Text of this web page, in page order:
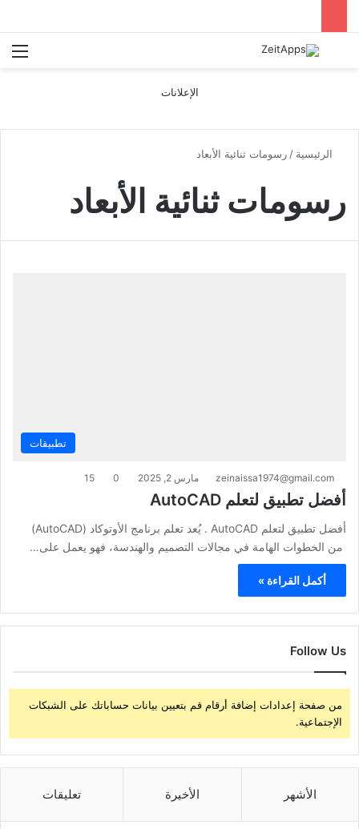
بحث عن
الإعلانات
الرئيسية / رسومات ثنائية الأبعاد
رسومات ثنائية الأبعاد
تطبيقات
zeinaissa1974@gmail.com مارس 2, 2025 0
15
أفضل تطبيق لتعلم AutoCAD
أفضل تطبيق لتعلم AutoCAD . يُعد تعلم برنامج الأوتوكاد (AutoCAD)
من الخطوات الهامة في مجالات التصميم والهندسة، فهو يعمل على…
أكمل القراءة »
Follow Us
من صفحة إعدادات إضافة أرقام قم بتعيين بيانات حساباتك على الشبكات
الإجتماعية.
الأشهر الأخيرة تعليقات